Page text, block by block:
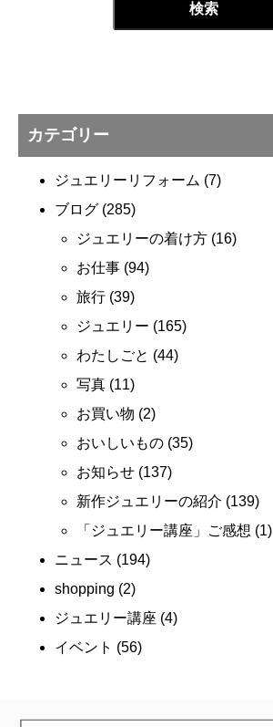
カテゴリー
ジュエリーリフォーム (7)
ブログ (285)
ジュエリーの着け方 (16)
お仕事 (94)
旅行 (39)
ジュエリー (165)
わたしごと (44)
写真 (11)
お買い物 (2)
おいしいもの (35)
お知らせ (137)
新作ジュエリーの紹介 (139)
「ジュエリー講座」ご感想 (1)
ニュース (194)
shopping (2)
ジュエリー講座 (4)
イベント (56)